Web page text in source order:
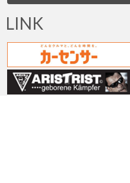
LINK